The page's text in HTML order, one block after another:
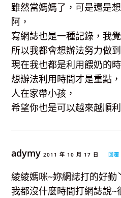
雖然當媽媽了，可是還是
阿，
寫網誌也是一種記錄，我
所以我都會想辦法努力做到
現在我也都是利用餵奶的
想辦法利用時間才是重點
人在家帶小孩，
希望你也是可以越來越順
adymy2011 年 10 月 17 日 回覆
綾綾媽咪~妳網誌打的好勤
我都沒什麼時間打網誌說~